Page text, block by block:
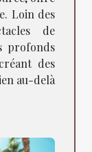
Loin des
de
profonds
des
au-delà